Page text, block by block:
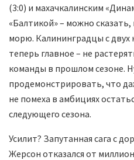
(3:0) и махачкалинским
«Балтикой» – можно
морю. Калининградцы с двух
теперь главное – не
команды в прошлом сезоне.
продемонстрировать, что
не помеха в амбициях
следующего сезона.
Усилит? Запутанная сага с
Жерсон отказался от